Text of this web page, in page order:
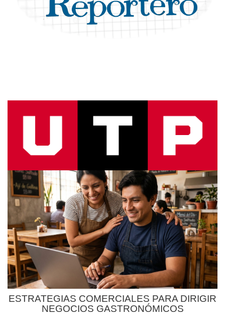
ESTRATEGIAS COMERCIALES PARA DIRIGIR
NEGOCIOS GASTRONÓMICOS